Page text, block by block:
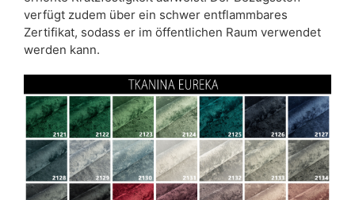
verfügt zudem über ein schwer entflammbares
Zertifikat, sodass er im öffentlichen Raum verwendet
werden kann.